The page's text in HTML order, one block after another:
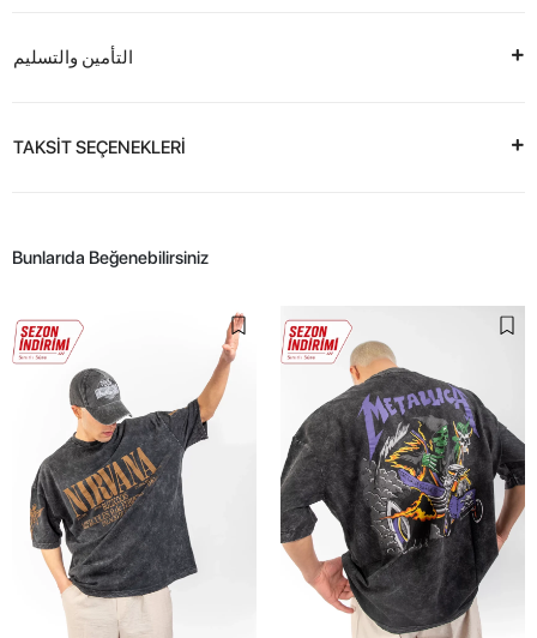
التأمين والتسليم
TAKSİT SEÇENEKLERİ
Bunlarıda Beğenebilirsiniz